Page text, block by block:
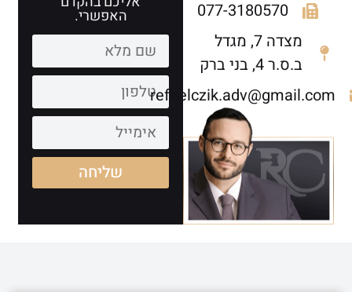
077-3180570
מצדה 7, מגדל
ב.ס.ר 4, בני ברק
refaelczik.adv@gmail.com
האפשרי.
שליחה